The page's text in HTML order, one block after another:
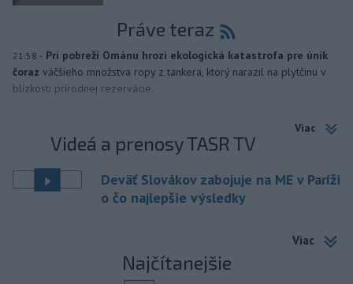
Práve teraz
21:58 - Pri pobreží Ománu hrozí ekologická katastrofa pre únik
čoraz väčšieho množstva ropy z tankera, ktorý narazil na plytčinu v
blízkosti prírodnej rezervácie.
Viac
Videá a prenosy TASR TV
Deväť Slovákov zabojuje na ME v Paríži
o čo najlepšie výsledky
Viac
Najčítanejšie